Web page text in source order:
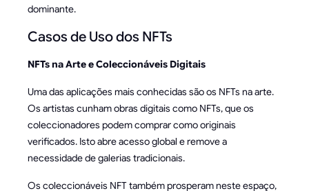
dominante.
Casos de Uso dos NFTs
NFTs na Arte e Coleccionáveis Digitais
Uma das aplicações mais conhecidas são os NFTs na arte.
Os artistas cunham obras digitais como NFTs, que os
coleccionadores podem comprar como originais
verificados. Isto abre acesso global e remove a
necessidade de galerias tradicionais.
Os coleccionáveis NFT também prosperam neste espaço,